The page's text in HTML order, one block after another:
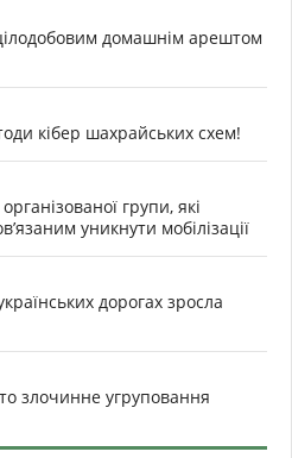
домашнім арештом
кібер шахрайських схем!
групи, які
уникнути мобілізації
дорогах зросла
злочинне угруповання